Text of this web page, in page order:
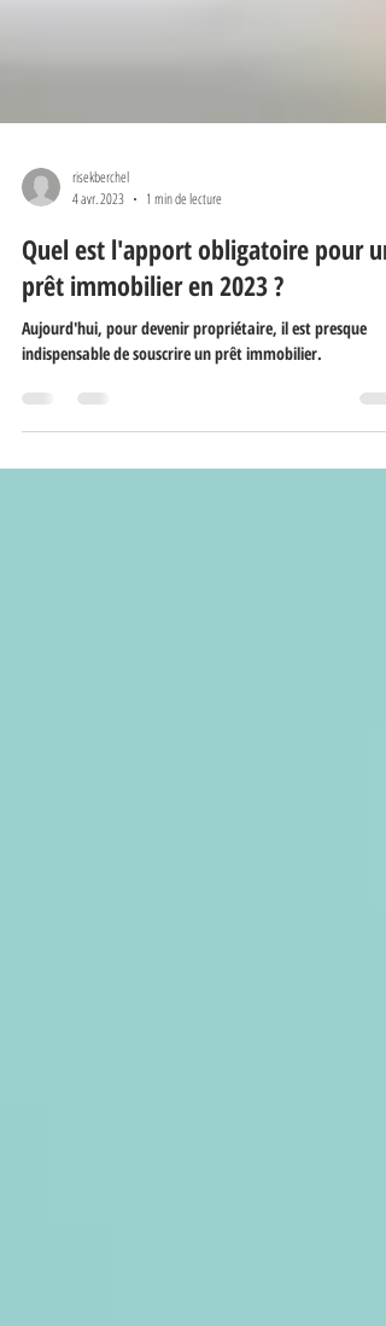
4 avr. 2023
1 min de lecture
Quel est l'apport obligatoire pour un
prêt immobilier en 2023 ?
indispensable de souscrire un prêt immobilier.